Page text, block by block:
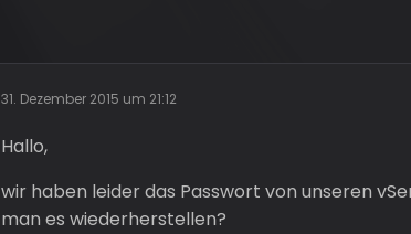
31. Dezember 2015 um 21:12
Hallo,
wir haben leider das Passwort von unseren
man es wiederherstellen?